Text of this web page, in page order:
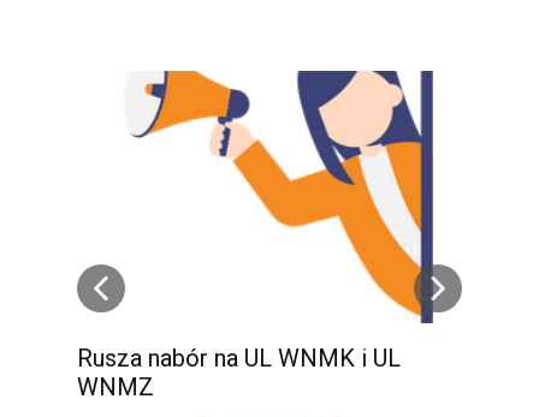
Rusza nabór na UL WNMK i UL
WNMZ